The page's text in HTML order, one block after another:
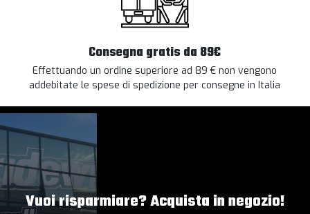
Consegna gratis da 89€
Effettuando un ordine superiore ad 89 € non vengono
addebitate le spese di spedizione per consegne in Italia
Vuoi risparmiare? Acquista in negozio!